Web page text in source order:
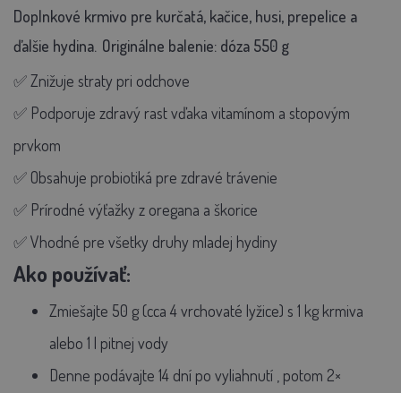
Doplnkové krmivo pre kurčatá, kačice, husi, prepelice a
ďalšie hydina. Originálne balenie: dóza 550 g
✅ Znižuje straty pri odchove
✅ Podporuje zdravý rast vďaka vitamínom a stopovým
prvkom
✅ Obsahuje probiotiká pre zdravé trávenie
✅ Prírodné výťažky z oregana a škorice
✅ Vhodné pre všetky druhy mladej hydiny
Ako používať:
Zmiešajte 50 g (cca 4 vrchovaté lyžice) s 1 kg krmiva
alebo 1 l pitnej vody
Denne podávajte 14 dní po vyliahnutí , potom 2×